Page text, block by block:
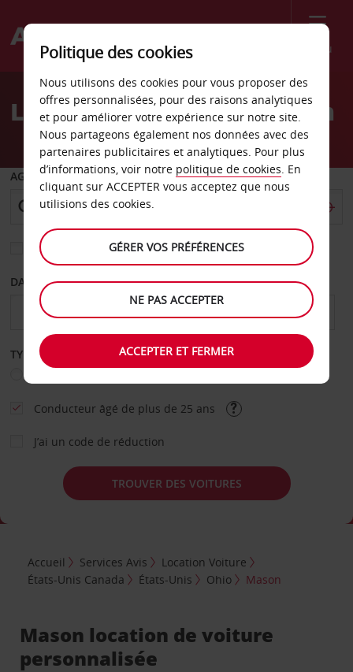
Menu
Welcome
AvisLocation de voiture Mason
AGENCE DE DÉPART
Sélectionnez une autre agence de retour
DATE DE DÉPART DATE DE RETOUR
TYPE DE LOCATION
Conducteur âgé de plus de 25 ans
J’ai un code de réduction
TROUVER DES VOITURES
Accueil Services Avis
Location Voiture
États-Unis Canada
États-Unis Ohio Mason
Mason location de voiture
personnalisée
Politique des cookies
Nous utilisons des cookies pour vous proposer des
offres personnalisées, pour des raisons analytiques
et pour améliorer votre expérience sur notre site.
Nous partageons également nos données avec des
partenaires publicitaires et analytiques. Pour plus
d’informations, voir notre politique de cookies. En
cliquant sur ACCEPTER vous acceptez que nous
utilisions des cookies.
GÉRER VOS PRÉFÉRENCES
NE PAS ACCEPTER
ACCEPTER ET FERMER